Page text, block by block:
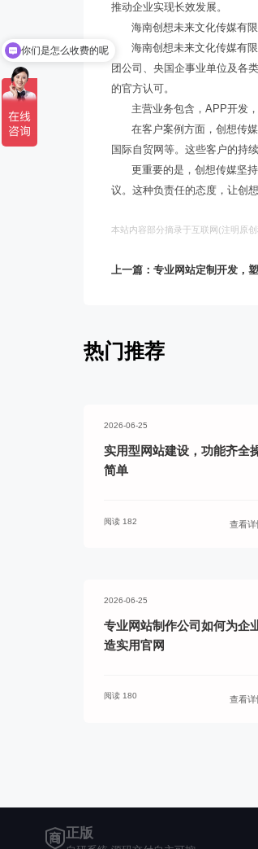
推动企业实现长效发展。
海南创想未来文化传媒有
海南创想未来文化传媒有
团公司、央国企事业单位及各
的官方认可。
主营业务包含，APP开发
在客户案例方面，创想传
国际自贸网等。这些客户的持
更重要的是，创想传媒坚
议。这种负责任的态度，让创
本站内容部分摘录于互联网(注明原
上一篇：专业网站定制开发，
热门推荐
2026-06-25
实用型网站建设，功能齐全
简单
阅读 182 查看详
2026-06-25
专业网站制作公司如何为企
造实用官网
阅读 180 查看详
正版
现在有优惠活动吗